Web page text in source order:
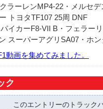
ラーレンMP4-22・メルセ
トヨタTF107 25周 DNF
イカーF8-VII B・フェラー
スーパーアグリSA07・ホ
動画を集めてみました。
ク
このエントリーのトラック